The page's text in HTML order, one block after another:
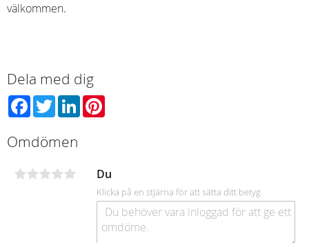
välkommen.
Dela med dig
Facebook
TwitterLinkedIn
Omdömen
Du
Klicka på en stjärna för att sätta ditt betyg